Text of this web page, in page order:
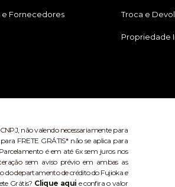
e Fornecedores Troca e
Propriedade
não valendo necessariamente para
FRETE GRÁTIS* não se aplica para
é em até 6x sem juros nos
sem aviso prévio em ambas as
do departamento de crédito do Fujioka e
Grátis? Clique aqui e confira o valor